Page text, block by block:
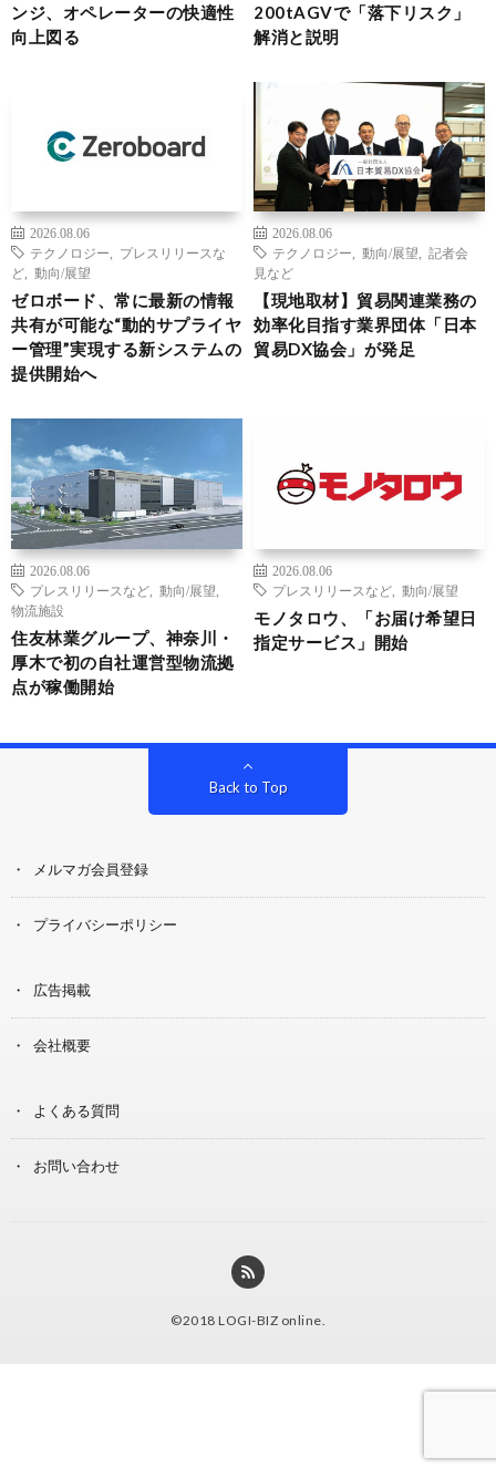
ンジ、オペレーターの快適性
向上図る
200tAGVで「落下リスク」
解消と説明
2026.08.06
テクノロジー
プレスリリースな
ど
動向/展望
ゼロボード、常に最新の情報
共有が可能な“動的サプライヤ
ー管理”実現する新システムの
提供開始へ
2026.08.06
テクノロジー
動向/展望
記者会
見など
【現地取材】貿易関連業務の
効率化目指す業界団体「日本
貿易DX協会」が発足
2026.08.06
プレスリリースなど
動向/展望
物流施設
住友林業グループ、神奈川・
厚木で初の自社運営型物流拠
点が稼働開始
2026.08.06
プレスリリースなど
動向/展望
モノタロウ、「お届け希望日
指定サービス」開始
Back to Top
メルマガ会員登録
プライバシーポリシー
広告掲載
会社概要
よくある質問
お問い合わせ
©2018 LOGI-BIZ online